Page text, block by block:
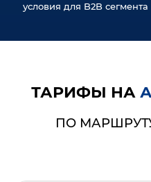
условия для B2B сегмента
ТАРИФЫ НА
ПО